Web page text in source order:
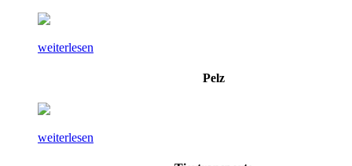
weiterlesen
Pelz
weiterlesen